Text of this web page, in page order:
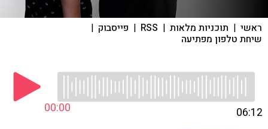
ראשי | תוכניות מלאות |
RSS
| פייסבוק |
שיחת טלפון מפתיעה
00:00 06:12